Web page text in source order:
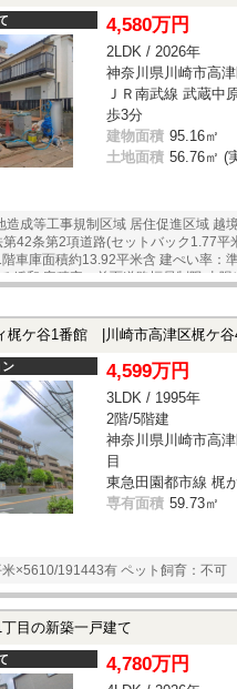
4,580万円
2LDK / 2026年
神奈川県川崎市高
ＪＲ南武線 武蔵中
歩3分
建物面積 95.16㎡
土地面積 56.76㎡ (
造成等工事規制区域 居住促進区域 越
42条第2項道路(セットバック1.77平
車庫面積約13.92平米含 建ぺい率：準
緩和 容積率：前面道路幅員制限 太陽
ケ谷1番館 |川崎市高津区梶ケ谷4丁目の
ン 4,599万円
3LDK / 1995年
2階/5階建
神奈川県川崎市高
目
東急田園都市線 梶
専有面積 59.73㎡
×5610/191443有 ペット飼育：不可
目の新築一戸建て
4,780万円